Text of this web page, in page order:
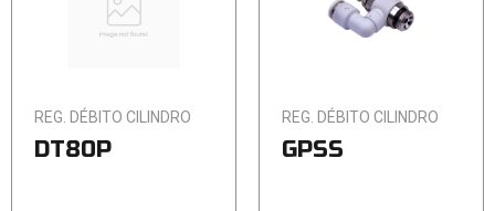
REG. DÉBITO CILINDRO
DT80P
REG. DÉBITO CILINDRO
GPSS